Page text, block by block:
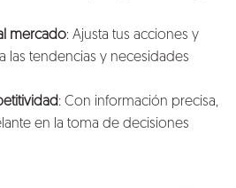
mercado: Ajusta tus acciones y
las tendencias y necesidades
: Con información precisa,
en la toma de decisiones